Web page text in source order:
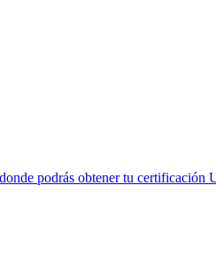
podrás obtener tu